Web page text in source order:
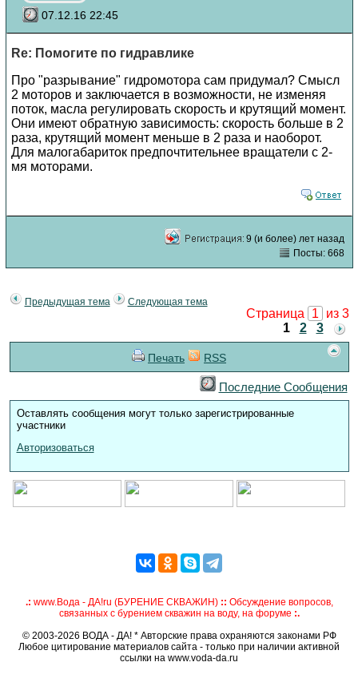
07.12.16 22:45
Re: Помогите по гидравлике
Про "разрывание" гидромотора сам придумал? Смысл
2 моторов и заключается в возможности, не изменяя
поток, масла регулировать скорость и крутящий момент.
Они имеют обратную зависимость: скорость больше в 2
раза, крутящий момент меньше в 2 раза и наоборот.
Для малогабариток предпочтительнее вращатели с 2-
мя моторами.
9 (и более) лет назад
Посты: 668
Предыдущая тема Следующая тема
Страница 1
из 3
1
2 3
Печать RSS
Последние Сообщения
Оставлять сообщения могут только зарегистрированные
участники
Авторизоваться
.: www.Вода - ДА!ru (БУРЕНИЕ СКВАЖИН) :: Обсуждение вопросов,
связанных с бурением скважин на воду, на форуме :.
© 2003-2026 ВОДА - ДА! * Авторские права охраняются законами РФ
Любое цитирование материалов сайта - только при наличии активной
ссылки на www.voda-da.ru